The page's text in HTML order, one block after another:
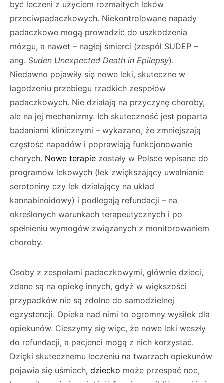
być leczeni z użyciem rozmaitych leków
przeciwpadaczkowych. Niekontrolowane napady
padaczkowe mogą prowadzić do uszkodzenia
mózgu, a nawet – nagłej śmierci (zespół SUDEP –
ang. Suden Unexpected Death in Epilepsy).
Niedawno pojawiły się nowe leki, skuteczne w
łagodzeniu przebiegu rzadkich zespołów
padaczkowych. Nie działają na przyczynę choroby,
ale na jej mechanizmy. Ich skuteczność jest poparta
badaniami klinicznymi – wykazano, że zmniejszają
częstość napadów i poprawiają funkcjonowanie
chorych. Nowe terapie zostały w Polsce wpisane do
programów lekowych (lek zwiększający uwalnianie
serotoniny czy lek działający na układ
kannabinoidowy) i podlegają refundacji – na
określonych warunkach terapeutycznych i po
spełnieniu wymogów związanych z monitorowaniem
choroby.
Osoby z zespołami padaczkowymi, głównie dzieci,
zdane są na opiekę innych, gdyż w większości
przypadków nie są zdolne do samodzielnej
egzystencji. Opieka nad nimi to ogromny wysiłek dla
opiekunów. Cieszymy się więc, że nowe leki weszły
do refundacji, a pacjenci mogą z nich korzystać.
Dzięki skutecznemu leczeniu na twarzach opiekunów
pojawia się uśmiech, dziecko może przespać noc,